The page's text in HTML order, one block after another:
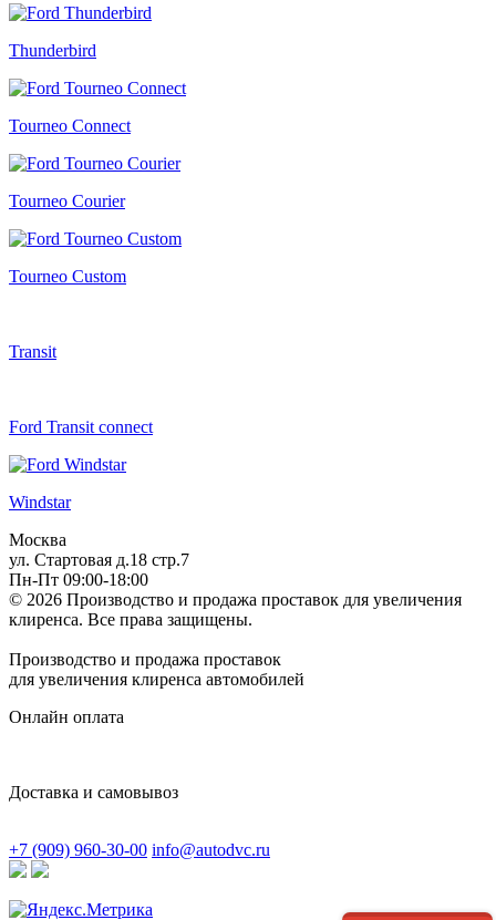
Thunderbird
Tourneo Connect
Tourneo Courier
Tourneo Custom
Transit
Ford Transit connect
Windstar
Москва
ул. Стартовая д.18 стр.7
Пн-Пт 09:00-18:00
© 2026 Производство и продажа проставок для увеличения
клиренса. Все права защищены.
Производство и продажа проставок
для увеличения клиренса автомобилей
Онлайн оплата
Доставка и самовывоз
+7 (909) 960-30-00 info@autodvc.ru